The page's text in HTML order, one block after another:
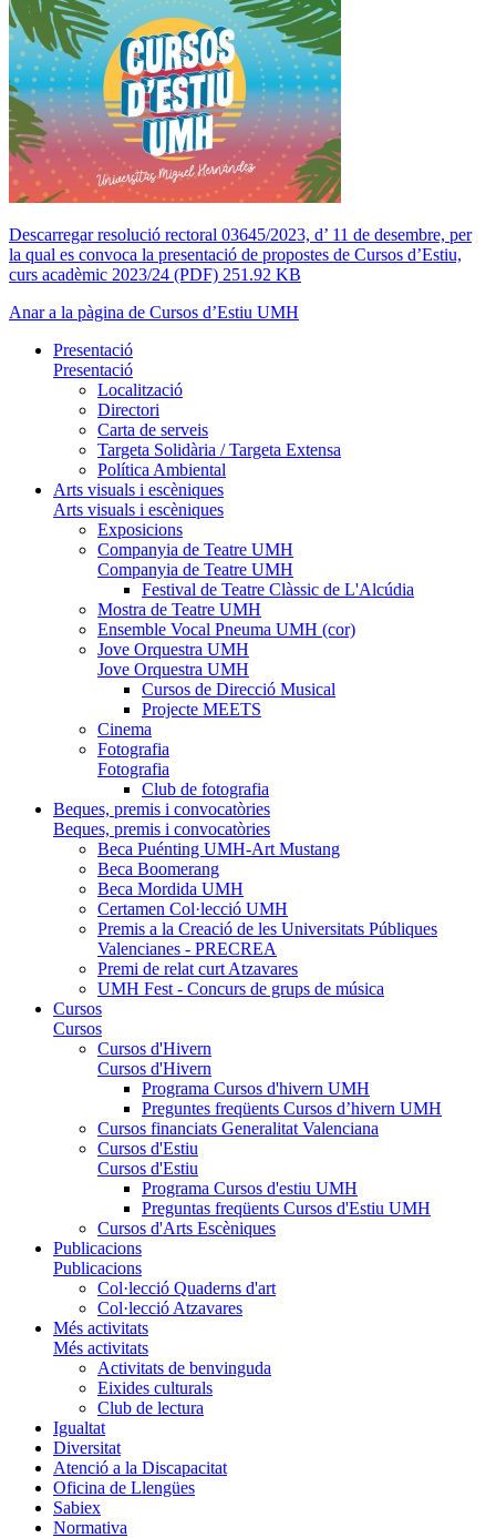
Descarregar resolució rectoral 03645/2023, d’ 11 de desembre, per
la qual es convoca la presentació de propostes de Cursos d’Estiu,
curs acadèmic 2023/24 (PDF) 251.92 KB
Anar a la pàgina de Cursos d’Estiu UMH
Presentació
Presentació
Localització
Directori
Carta de serveis
Targeta Solidària / Targeta Extensa
Política Ambiental
Arts visuals i escèniques
Arts visuals i escèniques
Exposicions
Companyia de Teatre UMH
Companyia de Teatre UMH
Festival de Teatre Clàssic de L'Alcúdia
Mostra de Teatre UMH
Ensemble Vocal Pneuma UMH (cor)
Jove Orquestra UMH
Jove Orquestra UMH
Cursos de Direcció Musical
Projecte MEETS
Cinema
Fotografia
Fotografia
Club de fotografia
Beques, premis i convocatòries
Beques, premis i convocatòries
Beca Puénting UMH-Art Mustang
Beca Boomerang
Beca Mordida UMH
Certamen Col·lecció UMH
Premis a la Creació de les Universitats Públiques
Valencianes - PRECREA
Premi de relat curt Atzavares
UMH Fest - Concurs de grups de música
Cursos
Cursos
Cursos d'Hivern
Cursos d'Hivern
Programa Cursos d'hivern UMH
Preguntes freqüents Cursos d’hivern UMH
Cursos financiats Generalitat Valenciana
Cursos d'Estiu
Cursos d'Estiu
Programa Cursos d'estiu UMH
Preguntas freqüents Cursos d'Estiu UMH
Cursos d'Arts Escèniques
Publicacions
Publicacions
Col·lecció Quaderns d'art
Col·lecció Atzavares
Més activitats
Més activitats
Activitats de benvinguda
Eixides culturals
Club de lectura
Igualtat
Diversitat
Atenció a la Discapacitat
Oficina de Llengües
Sabiex
Normativa